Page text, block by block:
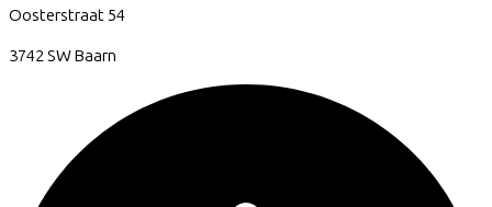
Oosterstraat54
3742 SWBaarn